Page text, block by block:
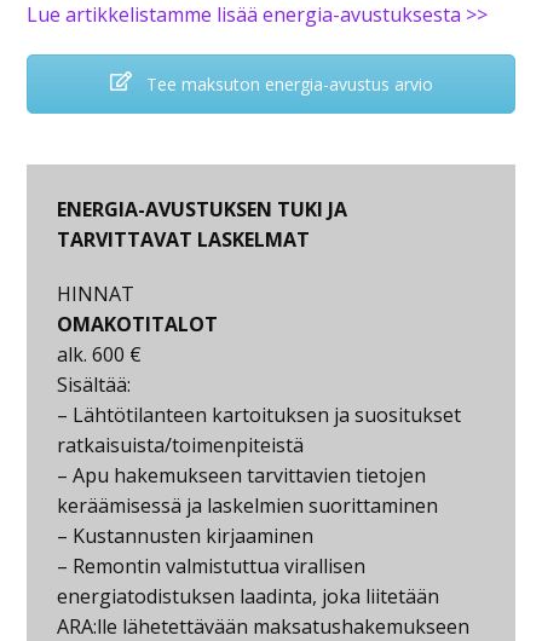
Lue artikkelistamme lisää energia-avustuksesta >>
Tee maksuton energia-avustus arvio
ENERGIA-AVUSTUKSEN TUKI JA
TARVITTAVAT LASKELMAT
HINNAT
OMAKOTITALOT
alk. 600 €
Sisältää:
– Lähtötilanteen kartoituksen ja suositukset
ratkaisuista/toimenpiteistä
– Apu hakemukseen tarvittavien tietojen
keräämisessä ja laskelmien suorittaminen
– Kustannusten kirjaaminen
– Remontin valmistuttua virallisen
energiatodistuksen laadinta, joka liitetään
ARA:lle lähetettävään maksatushakemukseen